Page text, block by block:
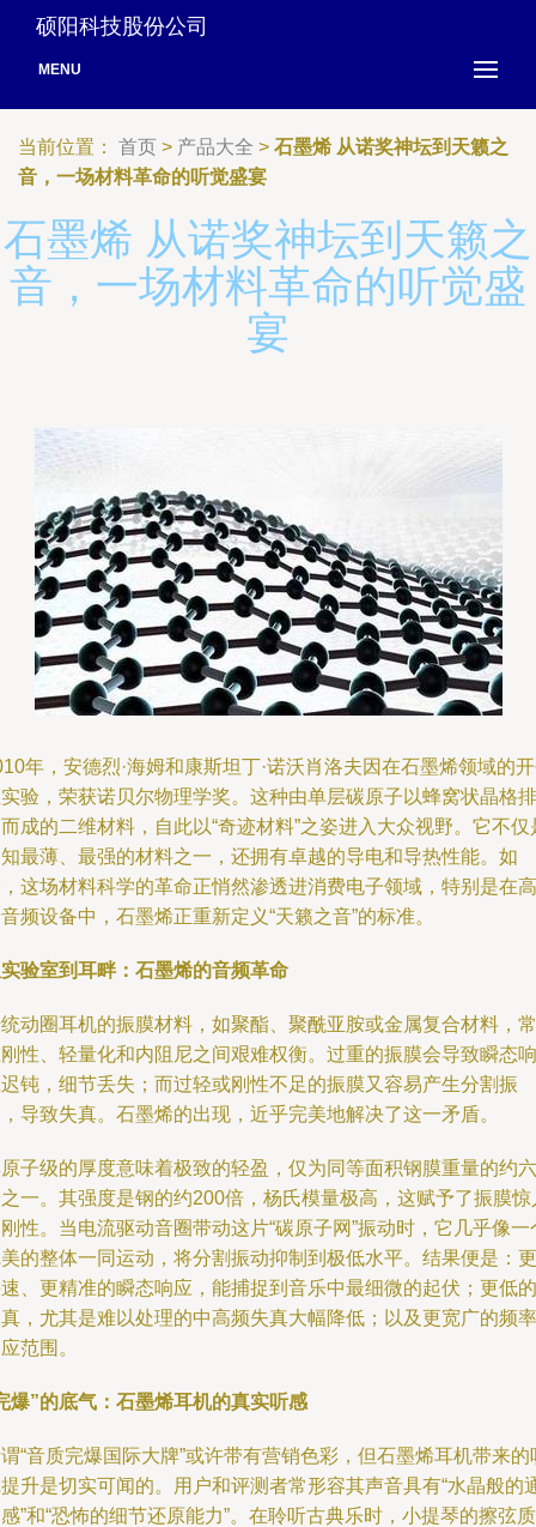
硕阳科技股份公司
MENU
当前位置： 首页 > 产品大全 > 石墨烯 从诺奖神坛到天籁之
音，一场材料革命的听觉盛宴
石墨烯 从诺奖神坛到天籁之
音，一场材料革命的听觉盛
宴
年，安德烈·海姆和康斯坦丁·诺沃肖洛夫因在石墨烯领域的
验，荣获诺贝尔物理学奖。这种由单层碳原子以蜂窝状晶格排
成的二维材料，自此以“奇迹材料”之姿进入大众视野。它不仅
最薄、最强的材料之一，还拥有卓越的导电和导热性能。如
这场材料科学的革命正悄然渗透进消费电子领域，特别是在高
频设备中，石墨烯正重新定义“天籁之音”的标准。
验室到耳畔：石墨烯的音频革命
动圈耳机的振膜材料，如聚酯、聚酰亚胺或金属复合材料，常
性、轻量化和内阻尼之间艰难权衡。过重的振膜会导致瞬态响
钝，细节丢失；而过轻或刚性不足的振膜又容易产生分割振
导致失真。石墨烯的出现，近乎完美地解决了这一矛盾。
子级的厚度意味着极致的轻盈，仅为同等面积钢膜重量的约六
一。其强度是钢的约200倍，杨氏模量极高，这赋予了振膜惊
性。当电流驱动音圈带动这片“碳原子网”振动时，它几乎像一
的整体一同运动，将分割振动抑制到极低水平。结果便是：更
、更精准的瞬态响应，能捕捉到音乐中最细微的起伏；更低的
，尤其是难以处理的中高频失真大幅降低；以及更宽广的频率
范围。
爆”的底气：石墨烯耳机的真实听感
“音质完爆国际大牌”或许带有营销色彩，但石墨烯耳机带来的
升是切实可闻的。用户和评测者常形容其声音具有“水晶般的
”和“恐怖的细节还原能力”。在聆听古典乐时，小提琴的擦弦质